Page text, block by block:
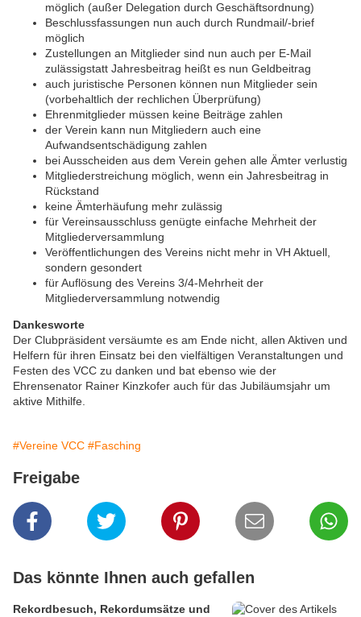
möglich (außer Delegation durch Geschäftsordnung)
Beschlussfassungen nun auch durch Rundmail/-brief
möglich
Zustellungen an Mitglieder sind nun auch per E-Mail
zulässigstatt Jahresbeitrag heißt es nun Geldbeitrag
auch juristische Personen können nun Mitglieder sein
(vorbehaltlich der rechlichen Überprüfung)
Ehrenmitglieder müssen keine Beiträge zahlen
der Verein kann nun Mitgliedern auch eine
Aufwandsentschädigung zahlen
bei Ausscheiden aus dem Verein gehen alle Ämter verlustig
Mitgliederstreichung möglich, wenn ein Jahresbeitrag in
Rückstand
keine Ämterhäufung mehr zulässig
für Vereinsausschluss genügte einfache Mehrheit der
Mitgliederversammlung
Veröffentlichungen des Vereins nicht mehr in VH Aktuell,
sondern gesondert
für Auflösung des Vereins 3/4-Mehrheit der
Mitgliederversammlung notwendig
Dankesworte
Der Clubpräsident versäumte es am Ende nicht, allen Aktiven und
Helfern für ihren Einsatz bei den vielfältigen Veranstaltungen und
Festen des VCC zu danken und bat ebenso wie der
Ehrensenator Rainer Kinzkofer auch für das Jubiläumsjahr um
aktive Mithilfe.
#Vereine VCC #Fasching
Freigabe
Das könnte Ihnen auch gefallen
Rekordbesuch, Rekordumsätze und